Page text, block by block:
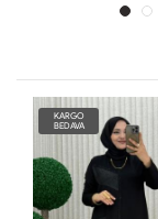
KARGO
BEDAVA